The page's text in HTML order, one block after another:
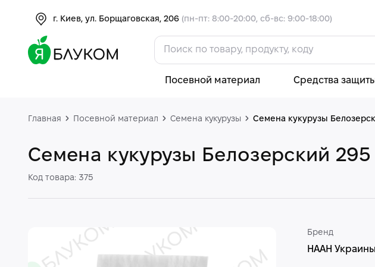
г. Киев, ул. Борщаговская, 206 (пн-пт: 8:00-20:00, сб-вс: 9:00-18:00)
Посевной материал Средства
Главная Посевной материал Семена кукурузы Семена кукурузы
Семена кукурузы Белозерский
Код товара: 375
Бренд
НААН Украины